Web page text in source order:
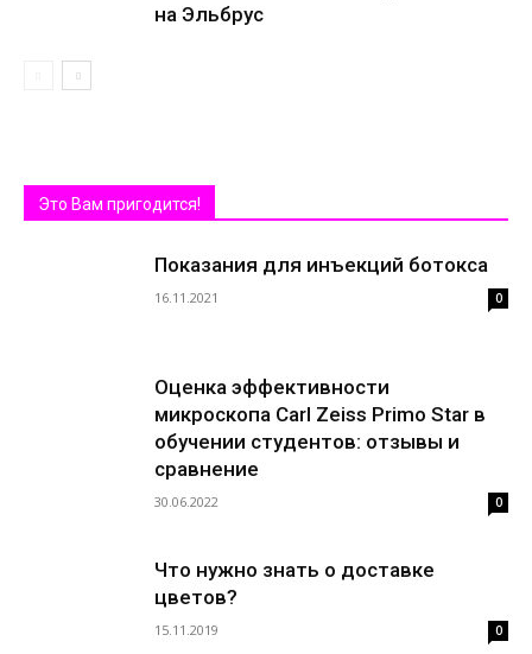
на Эльбрус
Это Вам пригодится!
Показания для инъекций ботокса
16.11.2021 0
Оценка эффективности
микроскопа Carl Zeiss Primo Star в
обучении студентов: отзывы и
сравнение
30.06.2022 0
Что нужно знать о доставке
цветов?
15.11.2019 0